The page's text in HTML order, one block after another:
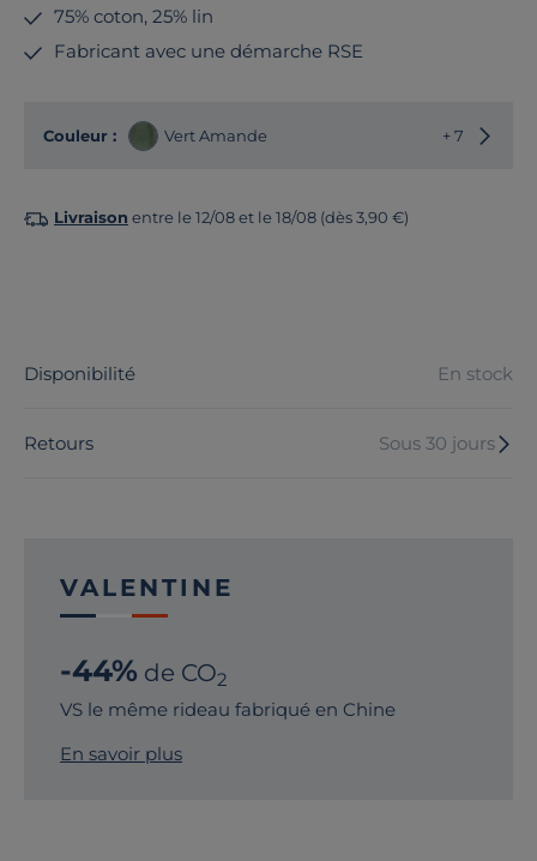
75% coton, 25% lin
Fabricant avec une démarche RSE
Couleur : Vert Amande + 7
Livraison entre le 12/08 et le 18/08 (dès 3,90 €)
Disponibilité En stock
Retours Sous 30 jours
VALENTINE
-44% de CO2
VS le même rideau fabriqué en Chine
En savoir plus